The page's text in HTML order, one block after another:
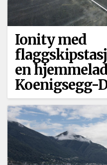
Ionity med
en
Koenigsegg-